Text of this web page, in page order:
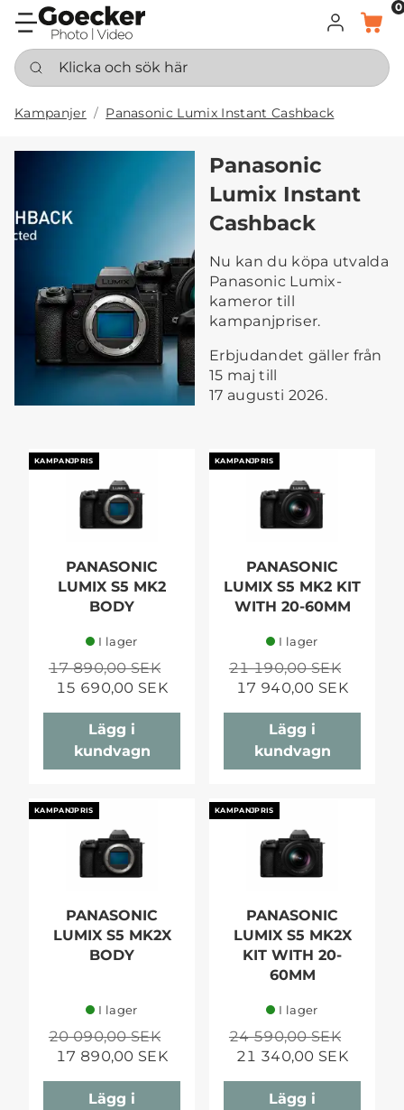
LOGGA IN
KORG
0
Klicka och sök här
Kampanjer Panasonic Lumix Instant Cashback
Panasonic
Lumix Instant
Cashback
Nu kan du köpa utvalda
Panasonic Lumix-
kameror till
kampanjpriser.
Erbjudandet gäller från
15 maj till
17 augusti 2026.
KAMPANJPRIS
PANASONIC
LUMIX S5 MK2
BODY
I lager
17 890,00 SEK
15 690,00 SEK
Lägg i
kundvagn
KAMPANJPRIS
PANASONIC
LUMIX S5 MK2 KIT
WITH 20-60MM
I lager
21 190,00 SEK
17 940,00 SEK
Lägg i
kundvagn
KAMPANJPRIS
PANASONIC
LUMIX S5 MK2X
BODY
I lager
20 090,00 SEK
17 890,00 SEK
Lägg i
KAMPANJPRIS
PANASONIC
LUMIX S5 MK2X
KIT WITH 20-
60MM
I lager
24 590,00 SEK
21 340,00 SEK
Lägg i